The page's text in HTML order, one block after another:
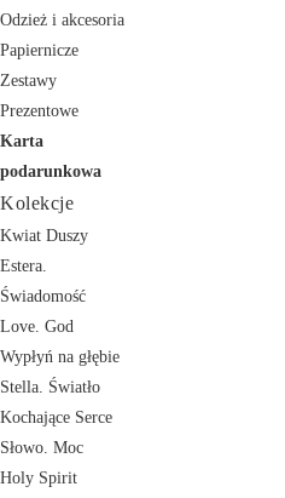
Odzież i akcesoria
Papiernicze
Zestawy
Prezentowe
Karta
podarunkowa
Kolekcje
Kwiat Duszy
Estera.
Świadomość
Love. God
Wypłyń na głębie
Stella. Światło
Kochające Serce
Słowo. Moc
Holy Spirit